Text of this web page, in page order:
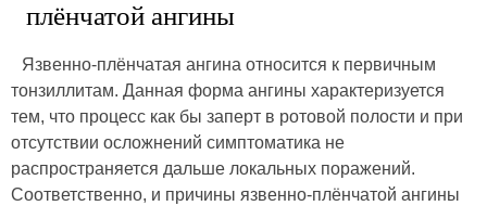
плёнчатой ангины
Язвенно-плёнчатая ангина относится к первичным
тонзиллитам. Данная форма ангины характеризуется
тем, что процесс как бы заперт в ротовой полости и при
отсутствии осложнений симптоматика не
распространяется дальше локальных поражений.
Соответственно, и причины язвенно-плёнчатой ангины